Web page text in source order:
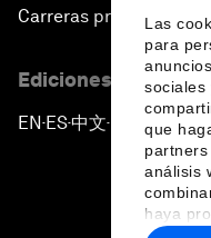
Las
para
sociales
que
análisis
haya
Carreras profesionales
Ediciones en otros
EN ▪ES▪中文▪ 日本語